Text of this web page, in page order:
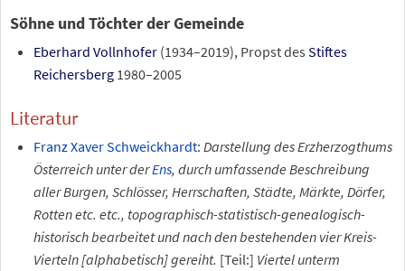
Söhne und Töchter der Gemeinde
Eberhard Vollnhofer(1934–2019), Propst des Stiftes
Reichersberg1980–2005
Literatur
Franz Xaver Schweickhardt: Darstellung des Erzherzogthums
Österreich unter derEns, durch umfassende Beschreibung
aller Burgen, Schlösser, Herrschaften, Städte, Märkte, Dörfer,
Rotten etc. etc., topographisch-statistisch-genealogisch-
historisch bearbeitet und nach den bestehenden vier Kreis-
Vierteln [alphabetisch] gereiht. [Teil:] Viertel unterm